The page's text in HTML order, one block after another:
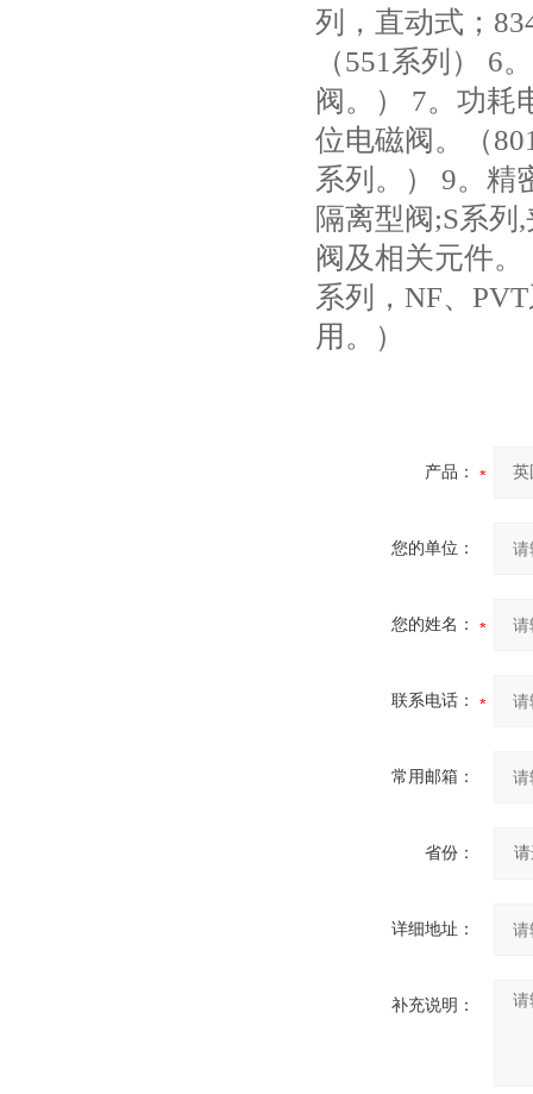
列，直动式；
（551系列） 6
阀。） 7。功耗
位电磁阀。（
系列。） 9。精
隔离型阀;S系
阀及相关元件。
系列，NF、
用。）
产品：
您的单位：
您的姓名：
联系电话：
常用邮箱：
省份：
详细地址：
补充说明：